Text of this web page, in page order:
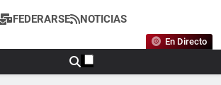
FEDERACION
CANARIA DE
TENIS
Sitio Oficial De La Federación Canaria De
FEDERARSE NOTICIAS
En Directo